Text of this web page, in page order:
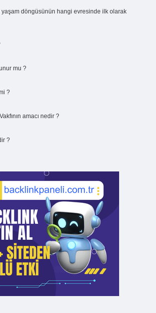
yaşam döngüsünün hangi evresinde ilk olarak
mu ?
?
amacı nedir ?
?